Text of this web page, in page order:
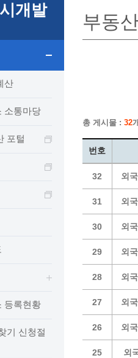
전)
소식
반상
시청
주요
광명
광명
광명
국내
시민
제사항
스
10종에 대한 신고
민원조
사전
구술
교육정
평생
취업지
지역
공공
지역
직업
노동
스
개발
산
소통마당
포털
등록현황
기 신청절
부동
총 게시물 : 32
번호
32 외
31 외
30 외
29 외
28 외
27 외
26 외
25 외